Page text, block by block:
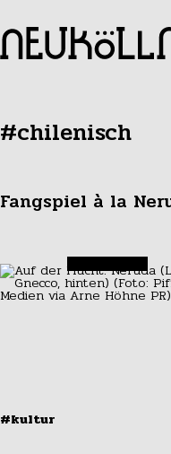
#chilenisch
Fangspiel à la
#kultur